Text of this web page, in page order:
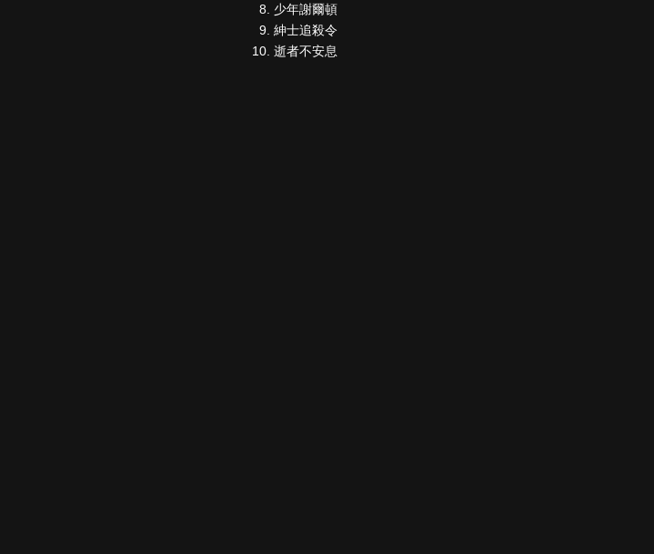
少年謝爾頓
紳士追殺令
逝者不安息